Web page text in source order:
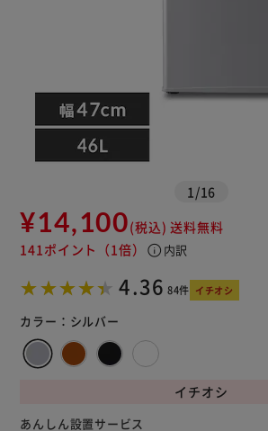
1 /16
¥14,100(税込) 送料無料
141ポイント （1倍） info 内訳
4.36 84件 イチオシ
カラー： シルバー
イチオシ
あんしん設置サービス
※ご確認ください
カートに入れる